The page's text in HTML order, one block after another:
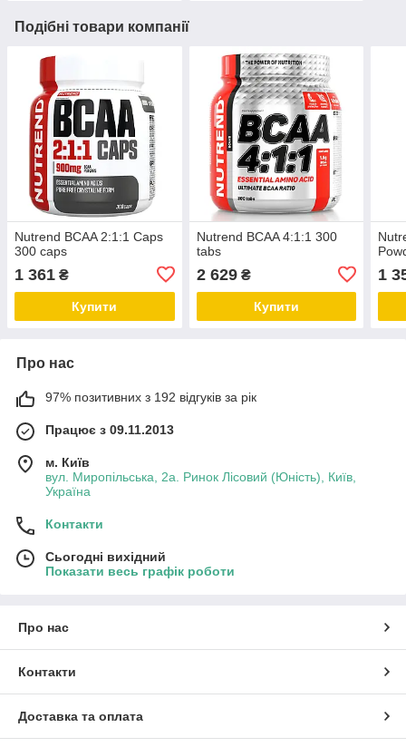
Подібні товари компанії
Nutrend BCAA 2:1:1 Caps
300 caps
1 361 ₴
Купити
Nutrend BCAA 4:1:1 300
tabs
2 629₴
Купити
1
Про нас
97% позитивних з 192 відгуків за рік
Працює з 09.11.2013
м. Київ
вул. Миропільська, 2а. Ринок Лісовий (Юність), Київ,
Україна
Контакти
Сьогодні вихідний
Показати весь графік роботи
Про нас
Контакти
Доставка та оплата